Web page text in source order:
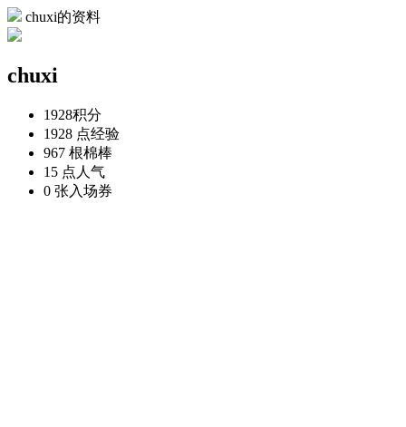
chuxi的资料
chuxi
1928积分
1928 点经验
967 根棉棒
15 点 人气
0 张 入场券